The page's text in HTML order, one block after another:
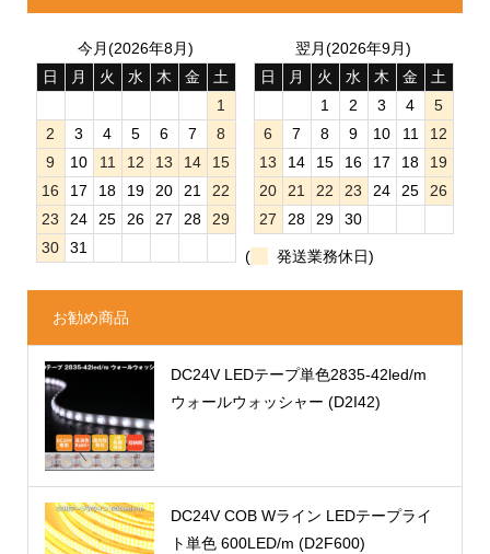
今月(2026年8月)
日
月 火 水 木 金
土
1
2
3 4 5 6 7
8
9
10 11 12 13 14
15
16
17 18 19 20 21
22
23
24 25 26 27 28
29
30
31
翌月(2026年9月)
日
月 火 水 木 金
土
1
2 3 4
5
6
7 8 9 10 11
12
13
14 15 16 17 18
19
20
21 22 23 24 25
26
27
28 29 30
( 発送業務休日)
お勧め商品
DC24V LEDテープ単色2835-42led/m
ウォールウォッシャー (D2I42)
DC24V COB Wライン LEDテープライ
ト単色 600LED/m (D2F600)